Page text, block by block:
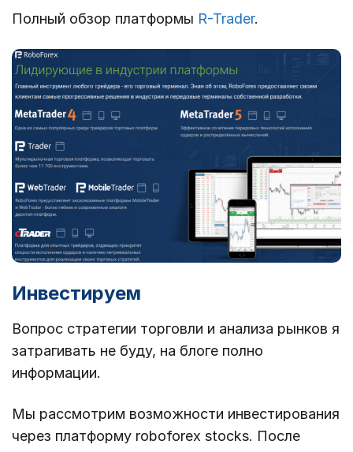
Полный обзор платформы R-Trader.
Инвестируем
Вопрос стратегии торговли и анализа рынков я
затрагивать не буду, на блоге полно
информации.
Мы рассмотрим возможности инвестирования
через платформу roboforex stocks. После